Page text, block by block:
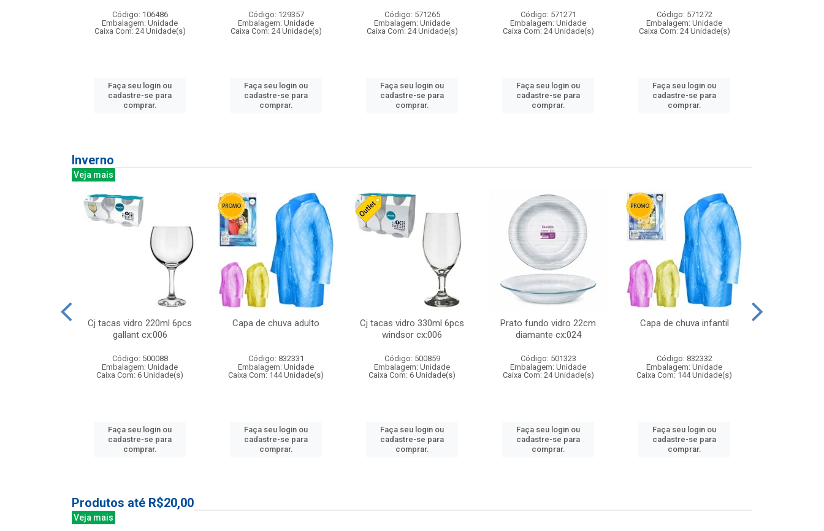
Código: 106486
Embalagem: Unidade
Caixa Com: 24 Unidade(s)
Faça seu login ou
cadastre-se para
comprar.
Código: 129357
Embalagem: Unidade
Caixa Com: 24 Unidade(s)
Faça seu login ou
cadastre-se para
comprar.
Código: 571265
Embalagem: Unidade
Caixa Com: 24 Unidade(s)
Faça seu login ou
cadastre-se para
comprar.
Código: 571271
Embalagem: Unidade
Caixa Com: 24 Unidade(s)
Faça seu login ou
cadastre-se para
comprar.
Código: 571272
Embalagem: Unidade
Caixa Com: 24 Unidade(s)
Faça seu login ou
cadastre-se para
comprar.
Inverno
Veja mais
Cj tacas vidro 220ml 6pcs
gallant cx:006
Código: 500088
Embalagem: Unidade
Caixa Com: 6 Unidade(s)
Faça seu login ou
cadastre-se para
comprar.
Capa de chuva adulto
Código: 832331
Embalagem: Unidade
Caixa Com: 144 Unidade(s)
Faça seu login ou
cadastre-se para
comprar.
Cj tacas vidro 330ml 6pcs
windsor cx:006
Código: 500859
Embalagem: Unidade
Caixa Com: 6 Unidade(s)
Faça seu login ou
cadastre-se para
comprar.
Prato fundo vidro 22cm
diamante cx:024
Código: 501323
Embalagem: Unidade
Caixa Com: 24 Unidade(s)
Faça seu login ou
cadastre-se para
comprar.
Capa de chuva infantil
Código: 832332
Embalagem: Unidade
Caixa Com: 144 Unidade(s)
Faça seu login ou
cadastre-se para
comprar.
Produtos até R$20,00
Veja mais